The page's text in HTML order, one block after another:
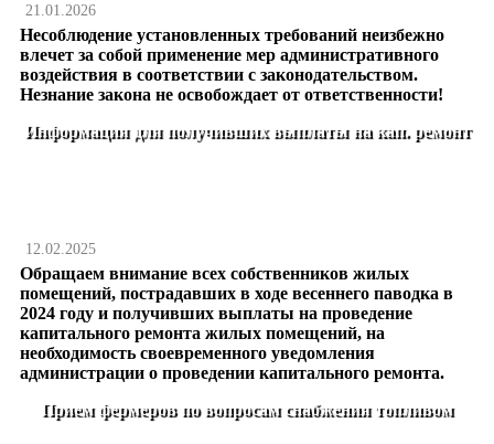
21.01.2026
Несоблюдение установленных требований неизбежно
влечет за собой применение мер административного
воздействия в соответствии с законодательством.
Незнание закона не освобождает от ответственности!
Информация для получивших выплаты на кап. ремонт
12.02.2025
Обращаем внимание всех собственников жилых
помещений, пострадавших в ходе весеннего паводка в
2024 году и получивших выплаты на проведение
капитального ремонта жилых помещений, на
необходимость своевременного уведомления
администрации о проведении капитального ремонта.
Прием фермеров по вопросам снабжения топливом